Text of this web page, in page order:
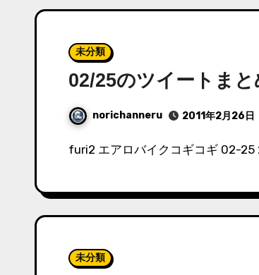
未分類
02/25のツイートまと
norichanneru 2011年2月26日
furi2 エアロバイクコギコギ 02-25
未分類